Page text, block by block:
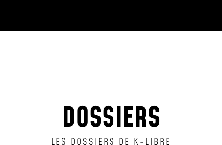
DOSSIERS
LES DOSSIERS DE K-LIBRE